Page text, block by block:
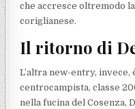
che accresce oltremodo
coriglianese.
Il ritorno di
L’altra new-entry,
centrocampista, classe
nella fucina del Cosenza,